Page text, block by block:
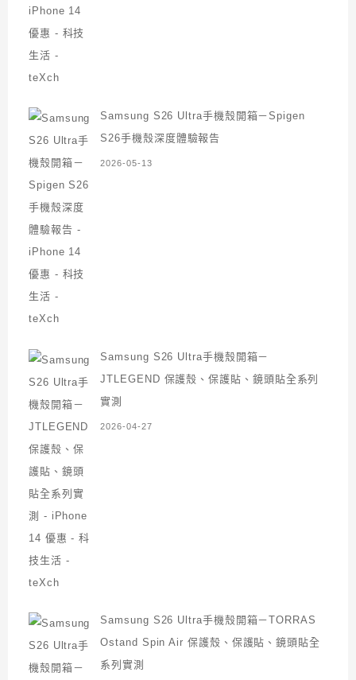
Samsung S26 Ultra手機殼開箱－Spigen
S26手機殼深度體驗報告
2026-05-13
Samsung S26 Ultra手機殼開箱－
JTLEGEND 保護殼、保護貼、鏡頭貼全系列
實測
2026-04-27
Samsung S26 Ultra手機殼開箱－TORRAS
Ostand Spin Air 保護殼、保護貼、鏡頭貼全
系列實測